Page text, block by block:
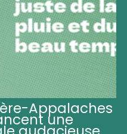
Appalaches
une